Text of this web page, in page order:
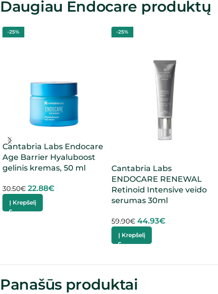
Daugiau Endocare produktų
-25%
Cantabria Labs Endocare
Age Barrier Hyaluboost
gelinis kremas, 50 ml
30.50€ 22.88€
Į Krepšelį
-25%
Cantabria Labs
ENDOCARE RENEWAL
Retinoid Intensive veido
serumas 30ml
59.90€ 44.93€
Į Krepšelį
Panašūs produktai